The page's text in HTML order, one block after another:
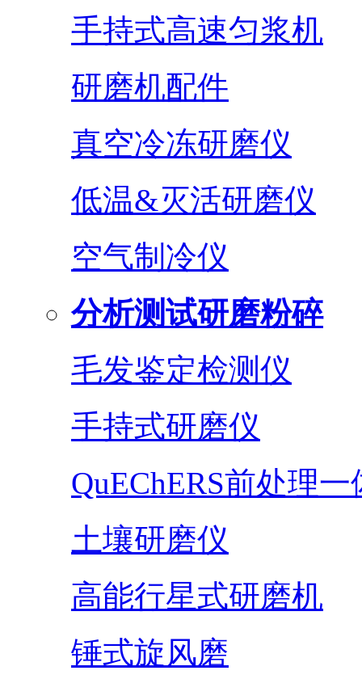
手持式高速匀浆机
研磨机配件
真空冷冻研磨仪
低温&灭活研磨仪
空气制冷仪
分析测试研磨粉碎
毛发鉴定检测仪
手持式研磨仪
QuEChERS前处理一
土壤研磨仪
高能行星式研磨机
锤式旋风磨